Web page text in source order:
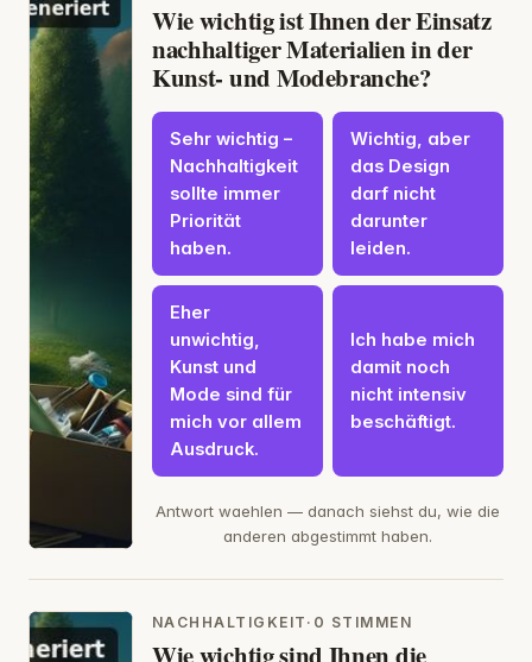
Wie wichtig ist Ihnen der Einsatz
nachhaltiger Materialien in der
Kunst- und Modebranche?
Sehr wichtig –
Nachhaltigkeit
sollte immer
Priorität
haben.
Wichtig, aber
das Design
darf nicht
darunter
leiden.
Eher
unwichtig,
Kunst und
Mode sind für
mich vor allem
Ausdruck.
Ich habe mich
damit noch
nicht intensiv
beschäftigt.
Antwort waehlen — danach siehst du, wie die
anderen abgestimmt haben.
NACHHALTIGKEIT · 0 STIMMEN
Wie wichtig sind Ihnen die